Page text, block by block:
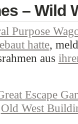
– Wild
Purpose
hatte,
aus